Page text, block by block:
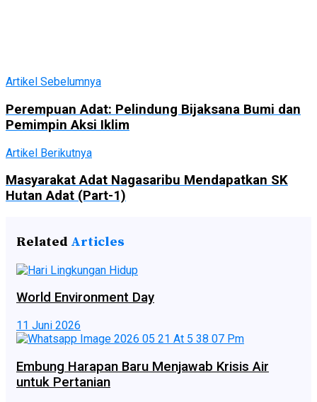
Artikel Sebelumnya
Perempuan Adat: Pelindung Bijaksana Bumi dan
Pemimpin Aksi Iklim
Artikel Berikutnya
Masyarakat Adat Nagasaribu Mendapatkan SK
Hutan Adat (Part-1)
Related Articles
World Environment Day
11 Juni 2026
Embung Harapan Baru Menjawab Krisis Air
untuk Pertanian